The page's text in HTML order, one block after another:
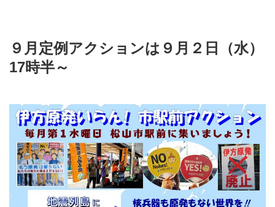
９月定例アクションは９月２日（水）
17時半～